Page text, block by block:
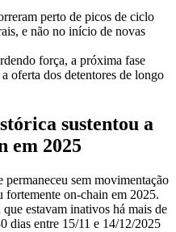
perto de picos de ciclo
e não no início de novas
força, a próxima fase
oferta dos detentores de longo
sustentou a
em 2025
permaneceu sem movimentação
fortemente on-chain em 2025.
estavam inativos há mais de
dias entre 15/11 e 14/12/2025